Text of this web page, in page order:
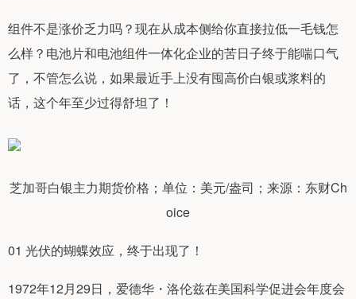
组件不是涨价乏力吗？现在从成本侧给你直接拉低一毛钱怎
么样？电池片和电池组件一体化企业的苦日子终于能喘口气
了，不管怎么说，如果最近手上没有囤高价白银或浆料的
话，这个年至少过得舒坦了！
芝加哥白银主力期货价格；单位：美元/盎司；来源：东财Ch
oice
01 光伏的蝴蝶效应，终于出现了！
1972年12月29日，爱德华・洛伦兹在美国科学促进会年度会